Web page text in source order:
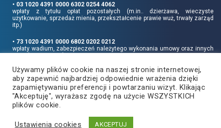
• 03 1020 4391 0000 6302 0254 4062
wpłaty z tytułu opłat pozostałych (m.in.. dzierżawa, wieczyste
użytkowanie, sprzedaż mienia, przekształcenie prawie wuż, trwały zarząd
itp.)
• 73 1020 4391 0000 6802 0202 0212
wpłaty wadium, zabezpieczeń należytego wykonania umowy oraz innych
Informujemy, że opłatę skarbową należy uiszczać na rachunek Urzędu
Miasta Rzeszowa:
• 90 1240 6960 3851 0062 0000 0423
Copyright2021©
Używamy plików cookie na naszej stronie internetowej,
aby zapewnić najbardziej odpowiednie wrażenia dzięki
zapamiętywaniu preferencji i powtarzaniu wizyt. Klikając
"Akceptuję", wyrażasz zgodę na użycie WSZYSTKICH
plików cookie.
Ustawienia cookies AKCEPTUJ